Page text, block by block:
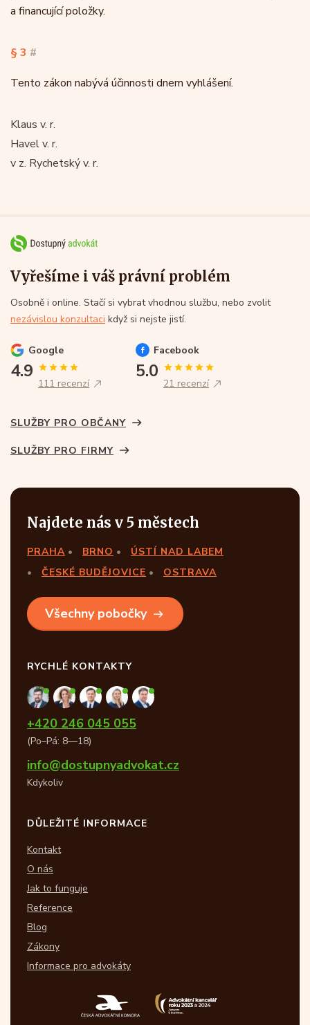
a financující položky.
§ 3 #
Tento zákon nabývá účinnosti dnem vyhlášení.
Klaus v. r.
Havel v. r.
v z. Rychetský v. r.
Vyřešíme i váš právní problém
Osobně i online. Stačí si vybrat vhodnou službu, nebo zvolit
nezávislou konzultaci když si nejste jistí.
Google
4.9
111 recenzí
Facebook
5.0
21 recenzí
SLUŽBY PRO OBČANY
SLUŽBY PRO FIRMY
Najdete nás v 5 městech
PRAHA BRNO
ÚSTÍ NAD LABEM
ČESKÉ BUDĚJOVICE
OSTRAVA
Všechny pobočky
RYCHLÉ KONTAKTY
+420 246 045 055
(Po–Pá: 8—18)
info@dostupnyadvokat.cz
Kdykoliv
DŮLEŽITÉ INFORMACE
Kontakt
O nás
Jak to funguje
Reference
Blog
Zákony
Informace pro advokáty